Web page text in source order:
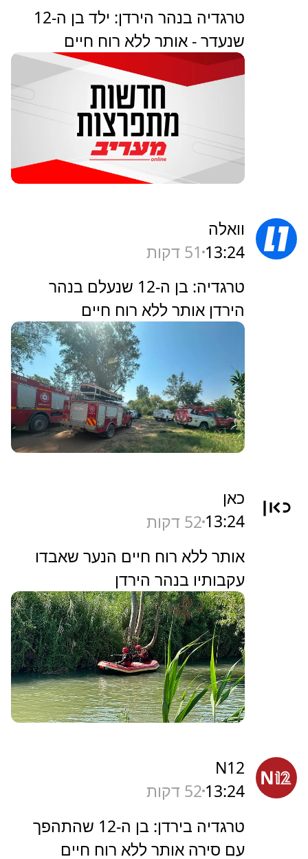
טרגדיה בנהר הירדן: ילד בן ה-12
שנעדר - אותר ללא רוח חיים
וואלה
13:24 52 דקות
טרגדיה: בן ה-12 שנעלם בנהר
הירדן אותר ללא רוח חיים
כאן
13:24 52 דקות
אותר ללא רוח חיים הנער שאבדו
עקבותיו בנהר הירדן
N12
13:24 52 דקות
טרגדיה בירדן: בן ה-12 שהתהפך
עם סירה אותר ללא רוח חיים